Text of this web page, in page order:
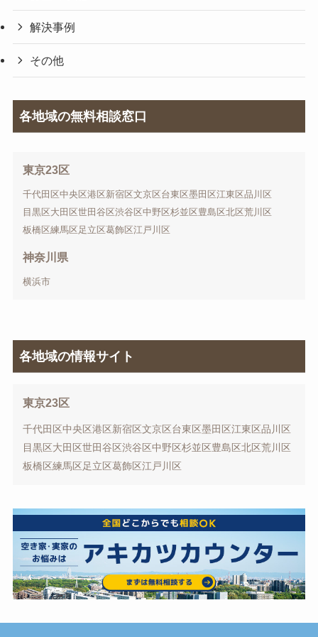
解決事例
その他
各地域の無料相談窓口
東京23区
千代田区中央区港区新宿区文京区台東区墨田区江東区品川区
目黒区大田区世田谷区渋谷区中野区杉並区豊島区北区荒川区
板橋区練馬区足立区葛飾区江戸川区
神奈川県
横浜市
各地域の情報サイト
東京23区
千代田区中央区港区新宿区文京区台東区墨田区江東区品川区
目黒区大田区世田谷区渋谷区中野区杉並区豊島区北区荒川区
板橋区練馬区足立区葛飾区江戸川区